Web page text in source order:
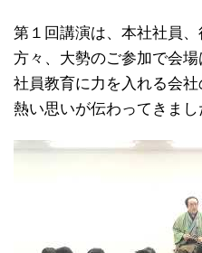
第１回講演は、本社社員
方々、大勢のご参加で会
社員教育に力を入れる会
熱い思いが伝わってきまし